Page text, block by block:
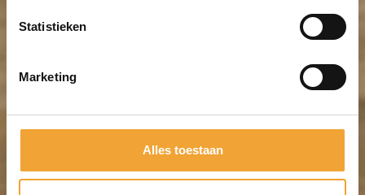
Statistieken
Marketing
Alles toestaan